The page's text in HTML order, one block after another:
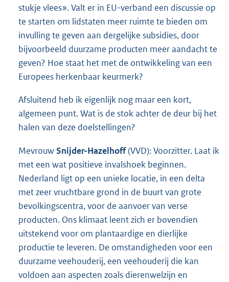
stukje vlees». Valt er in EU-verband een discussie op
te starten om lidstaten meer ruimte te bieden om
invulling te geven aan dergelijke subsidies, door
bijvoorbeeld duurzame producten meer aandacht te
geven? Hoe staat het met de ontwikkeling van een
Europees herkenbaar keurmerk?
Afsluitend heb ik eigenlijk nog maar een kort,
algemeen punt. Wat is de stok achter de deur bij het
halen van deze doelstellingen?
MevrouwSnijder-Hazelhoff(VVD): Voorzitter. Laat ik
met een wat positieve invalshoek beginnen.
Nederland ligt op een unieke locatie, in een delta
met zeer vruchtbare grond in de buurt van grote
bevolkingscentra, voor de aanvoer van verse
producten. Ons klimaat leent zich er bovendien
uitstekend voor om plantaardige en dierlijke
productie te leveren. De omstandigheden voor een
duurzame veehouderij, een veehouderij die kan
voldoen aan aspecten zoals dierenwelzijn en